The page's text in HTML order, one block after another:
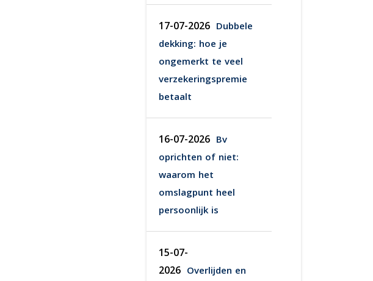
17-07-2026 Dubbele
dekking: hoe je
ongemerkt te veel
verzekeringspremie
betaalt
16-07-2026 Bv
oprichten of niet:
waarom het
omslagpunt heel
persoonlijk is
15-07-
2026 Overlijden en